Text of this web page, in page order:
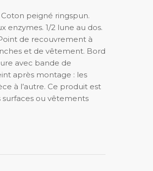
peigné ringspun.
enzymes. 1/2 lune au dos.
de recouvrement à
et de vêtement. Bord
avec bande de
après montage : les
à l’autre. Ce produit est
ou vêtements